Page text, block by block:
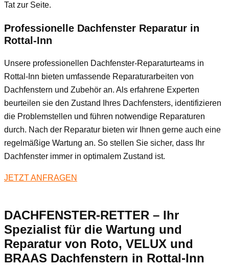
Tat zur Seite.
Professionelle Dachfenster Reparatur in
Rottal-Inn
Unsere professionellen Dachfenster-Reparaturteams in
Rottal-Inn bieten umfassende Reparaturarbeiten von
Dachfenstern und Zubehör an. Als erfahrene Experten
beurteilen sie den Zustand Ihres Dachfensters, identifizieren
die Problemstellen und führen notwendige Reparaturen
durch. Nach der Reparatur bieten wir Ihnen gerne auch eine
regelmäßige Wartung an. So stellen Sie sicher, dass Ihr
Dachfenster immer in optimalem Zustand ist.
JETZT ANFRAGEN
DACHFENSTER-RETTER – Ihr
Spezialist für die Wartung und
Reparatur von Roto, VELUX und
BRAAS Dachfenstern in Rottal-Inn